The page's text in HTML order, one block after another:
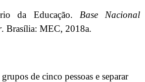
da Educação. Base Nacional
. Brasília: MEC, 2018a.
de cinco pessoas e separar